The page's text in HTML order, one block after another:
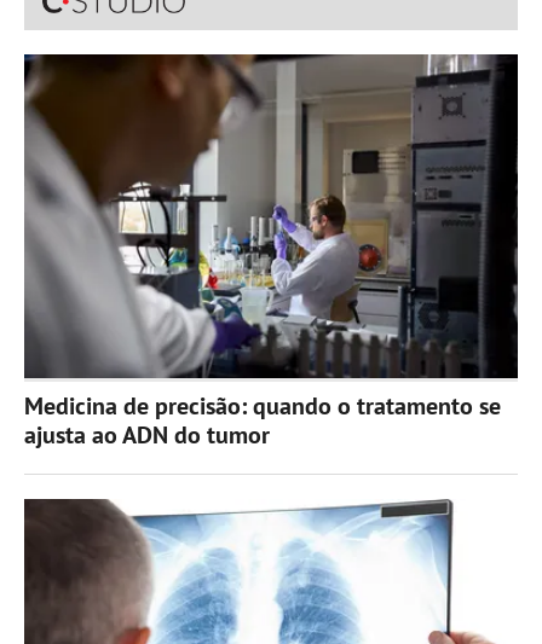
Medicina de precisão: quando o tratamento se
ajusta ao ADN do tumor